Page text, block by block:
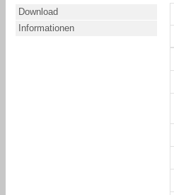
Download
Informationen